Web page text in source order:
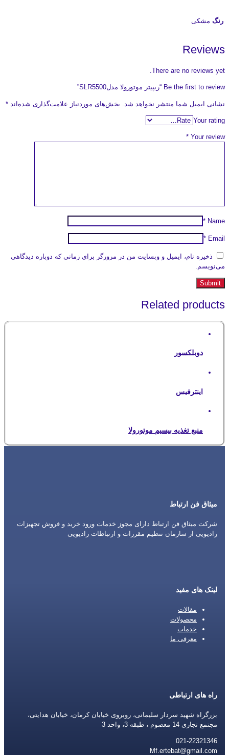
رنگ مشکی
Reviews
There are no reviews yet.
Be the first to review “ریپیتر موتورولا مدلSLR5500”
نشانی ایمیل شما منتشر نخواهد شد. بخش‌های موردنیاز علامت‌گذاری شده‌اند *
Your rating
Your review
*
Name
*
Email
*
ذخیره نام، ایمیل و وبسایت من در مرورگر برای زمانی که دوباره دیدگاهی
می‌نویسم.
Related products
دوبلکسور
اینترفیس
منبع تغذیه بیسیم موتورولا
میثاق فن ارتباط
شرکت میثاق فن ارتباط دارای مجوز خدمات ورود خرید و فروش تجهیزات
رادیویی از سازمان تنظیم مقررات و ارتباطات رادیویی
لینک های مفید
مقالات
محصولات
خدمات
معرفی ما
راه های ارتباطی
بزرگراه شهید سردار سلیمانی، روبروی خیابان کرمان، خیابان هدایتی،
مجتمع تجاری 14 معصوم ، طبقه 3، واحد 3
021-22321346
Mf.ertebat@gmail.com